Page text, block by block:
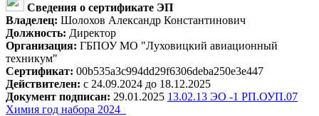
Сведения о сертификате ЭП
Владелец: Шолохов Александр Константинович
Должность: Директор
Организация: ГБПОУ МО "Луховицкий авиационный
техникум"
Сертификат: 00b535a3c994dd29f6306deba250e3e447
Действителен: с 24.09.2024 до 18.12.2025
Документ подписан: 29.01.2025 13.02.13 ЭО -1 РП.ОУП.07
Химия год набора 2024_